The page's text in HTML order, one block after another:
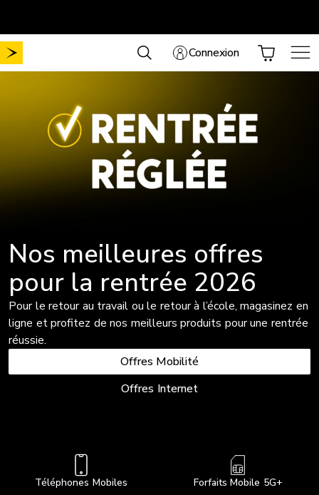
contenu
Connexion
Nos meilleures offres
pour la rentrée 2026
Pour le retour au travail ou le retour à l’école, magasinez en
ligne et profitez de nos meilleurs produits pour une rentrée
réussie.
Offres Mobilité
Offres Internet
Téléphones Mobiles Forfaits Mobile 5G+